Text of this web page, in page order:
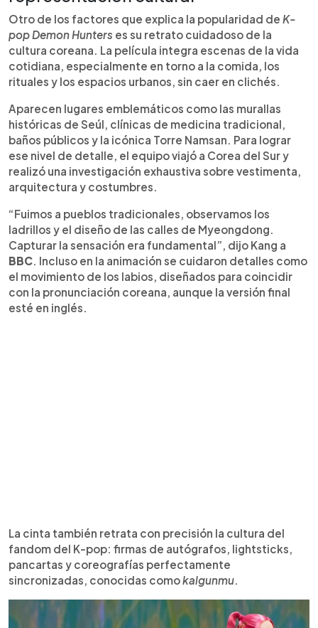
Otro de los factores que explica la popularidad de K-
pop Demon Hunters es su retrato cuidadoso de la
cultura coreana. La película integra escenas de la vida
cotidiana, especialmente en torno a la comida, los
rituales y los espacios urbanos, sin caer en clichés.
Aparecen lugares emblemáticos como las murallas
históricas de Seúl, clínicas de medicina tradicional,
baños públicos y la icónica Torre Namsan. Para lograr
ese nivel de detalle, el equipo viajó a Corea del Sur y
realizó una investigación exhaustiva sobre vestimenta,
arquitectura y costumbres.
“Fuimos a pueblos tradicionales, observamos los
ladrillos y el diseño de las calles de Myeongdong.
Capturar la sensación era fundamental”, dijo Kang a
BBC. Incluso en la animación se cuidaron detalles como
el movimiento de los labios, diseñados para coincidir
con la pronunciación coreana, aunque la versión final
esté en inglés.
La cinta también retrata con precisión la cultura del
fandom del K-pop: firmas de autógrafos, lightsticks,
pancartas y coreografías perfectamente
sincronizadas, conocidas comokalgunmu.